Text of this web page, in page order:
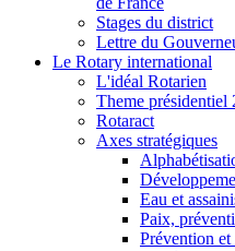
Stages du district
Lettre du
Le Rotary international
L'idéal Rotarien
Theme présidentiel
Rotaract
Axes stratégiques
Eau et
Paix,
Prévention et